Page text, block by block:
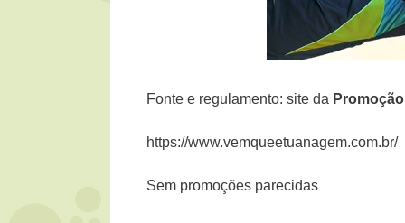
Fonte e regulamento: site da Promoção
https://www.vemqueetuanagem.com.br/
Sem promoções parecidas